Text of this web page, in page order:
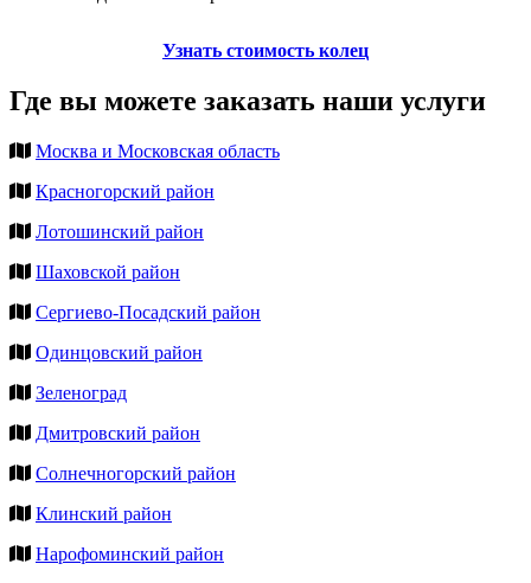
Узнать стоимость колец
Где вы можете заказать наши услуги
Москва и Московская область
Красногорский район
Лотошинский район
Шаховской район
Сергиево-Посадский район
Одинцовский район
Зеленоград
Дмитровский район
Солнечногорский район
Клинский район
Нарофоминский район